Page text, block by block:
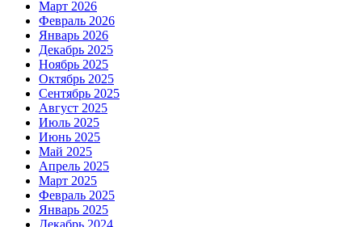
Март 2026
Февраль 2026
Январь 2026
Декабрь 2025
Ноябрь 2025
Октябрь 2025
Сентябрь 2025
Август 2025
Июль 2025
Июнь 2025
Май 2025
Апрель 2025
Март 2025
Февраль 2025
Январь 2025